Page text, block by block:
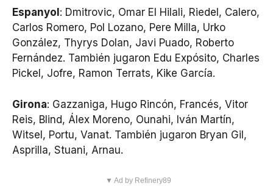
Espanyol : Dmitrovic, Omar El Hilali, Riedel, Calero,
Carlos Romero, Pol Lozano, Pere Milla, Urko
González, Thyrys Dolan, Javi Puado, Roberto
Fernández. También jugaron Edu Expósito, Charles
Pickel, Jofre, Ramon Terrats, Kike García.
Girona: Gazzaniga, Hugo Rincón, Francés, Vitor
Reis, Blind, Álex Moreno, Ounahi, Iván Martín,
Witsel, Portu, Vanat. También jugaron Bryan Gil,
Asprilla, Stuani, Arnau.
▼ Ad by Refinery89